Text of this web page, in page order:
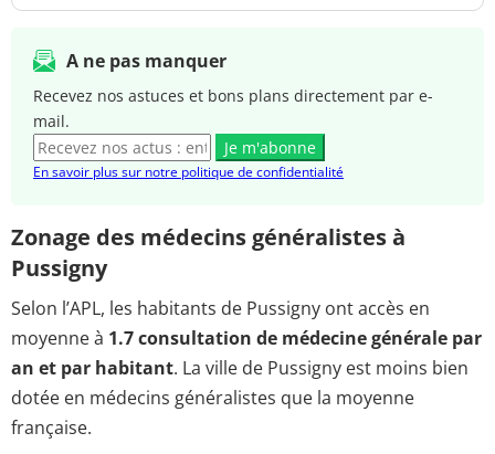
A ne pas manquer
Recevez nos astuces et bons plans directement par e-
mail.
Je m'abonne
En savoir plus sur notre politique de confidentialité
Zonage des médecins généralistes à
Pussigny
Selon l’APL, les habitants de Pussigny ont accès en
moyenne à 1.7 consultation de médecine générale par
an et par habitant. La ville de Pussigny est moins bien
dotée en médecins généralistes que la moyenne
française.